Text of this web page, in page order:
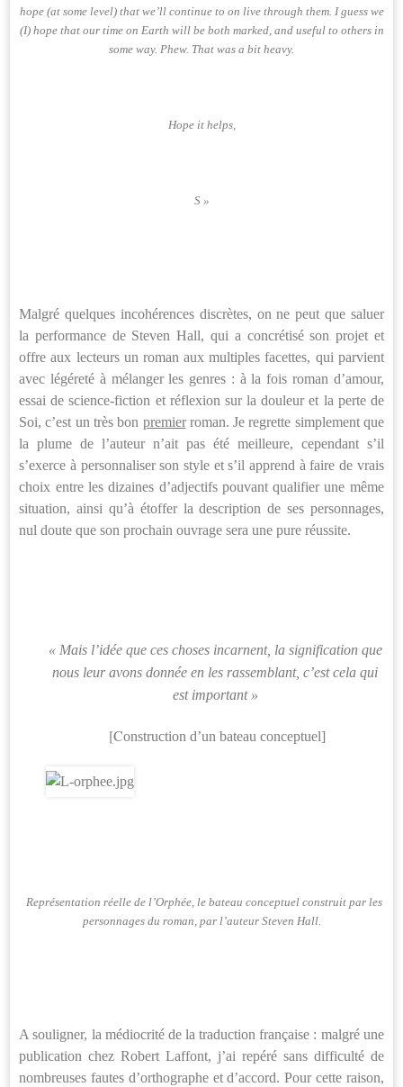
hope (at some level) that we’ll continue to on live through them. I guess we
(I) hope that our time on Earth will be both marked, and useful to others in
some way. Phew. That was a bit heavy.
Hope it helps,
S »
Malgré quelques incohérences discrètes, on ne peut que saluer
la performance de Steven Hall, qui a concrétisé son projet et
offre aux lecteurs un roman aux multiples facettes, qui parvient
avec légéreté à mélanger les genres : à la fois roman d’amour,
essai de science-fiction et réflexion sur la douleur et la perte de
Soi, c’est un très bon premierroman. Je regrette simplement que
la plume de l’auteur n’ait pas été meilleure, cependant s’il
s’exerce à personnaliser son style et s’il apprend à faire de vrais
choix entre les dizaines d’adjectifs pouvant qualifier une même
situation, ainsi qu’à étoffer la description de ses personnages,
nul doute que son prochain ouvrage sera une pure réussite.
« Mais l’idée que ces choses incarnent, la signification que
nous leur avons donnée en les rassemblant, c’est cela qui
est important »
[Construction d’un bateau conceptuel]
Représentation réelle de l’Orphée, le bateau conceptuel construit par les
personnages du roman, par l’auteur Steven Hall.
A souligner, la médiocrité de la traduction française : malgré une
publication chez Robert Laffont, j’ai repéré sans difficulté de
nombreuses fautes d’orthographe et d’accord. Pour cette raison,